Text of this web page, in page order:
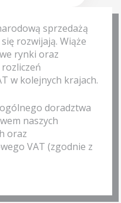
sprzedażą
rozwijają. Wiąże
rynki oraz
w kolejnych krajach.
doradztwa
naszych
oraz
VAT (zgodnie z